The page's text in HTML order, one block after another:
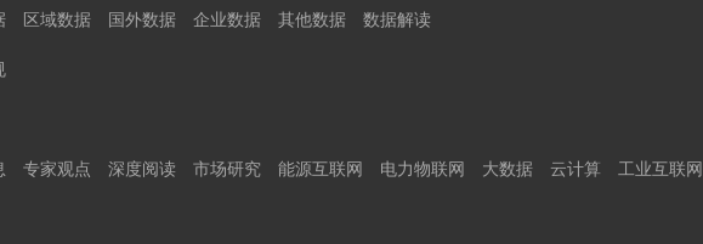
区域数据 国外数据 企业数据 其他数据 数据解读
专家观点 深度阅读 市场研究 能源互联网 电力物联网 大数据 云计算 工业互联网